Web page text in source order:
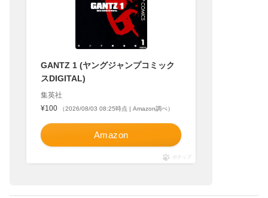
GANTZ 1 (ヤングジャンプコミック
スDIGITAL)
集英社
¥100
（2026/08/03 08:25時点 | Amazon調べ）
Amazon
ポチップ